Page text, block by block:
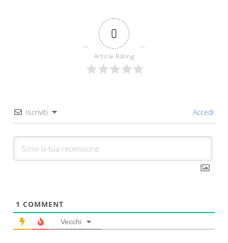
0
Article Rating
Iscriviti Accedi
1 COMMENT
Vecchi